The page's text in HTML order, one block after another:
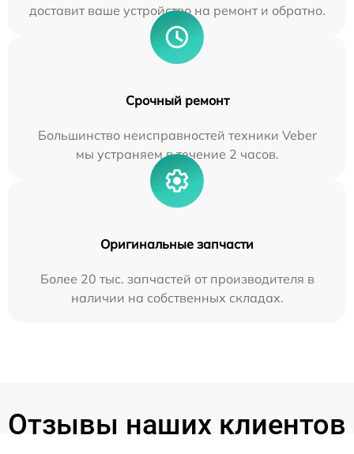
доставит ваше устройство на ремонт и обратно.
Срочный ремонт
Большинство неисправностей техники Veber
мы устраняем в течение 2 часов.
Оригинальные запчасти
Более 20 тыс. запчастей от производителя в
наличии на собственных складах.
Отзывы наших клиентов